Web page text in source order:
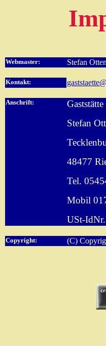
Webmaster: Stefan
Kontakt:
Anschrift:
Stefan
48477
Tel.
Mobil
USt-
Copyright: (C)